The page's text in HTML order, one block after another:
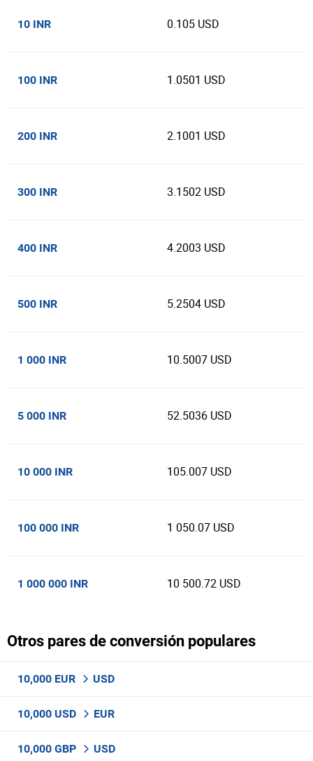
10 INR 0.105 USD
100 INR 1.0501 USD
200 INR 2.1001 USD
300 INR 3.1502 USD
400 INR 4.2003 USD
500 INR 5.2504 USD
1 000 INR 10.5007 USD
5 000 INR 52.5036 USD
10 000 INR 105.007 USD
100 000 INR 1 050.07 USD
1 000 000 INR 10 500.72 USD
Otros pares de conversión populares
10,000 EUR USD
10,000 USD EUR
10,000 GBP USD